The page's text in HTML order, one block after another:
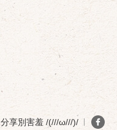
分享別害羞 /(///ω///)/